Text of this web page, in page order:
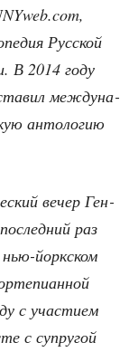
Рус­ской
В 2014 году
меж­ду­на­
анто­ло­гию
вечер Ген­
раз
йорк­ском
с уча­сти­ем
с супру­гой